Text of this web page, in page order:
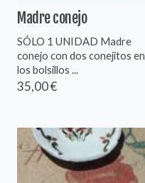
Madre conejo
SÓLO 1 UNIDAD Madre
conejo con dos conejitos en
los bolsillos ...
35,00 €